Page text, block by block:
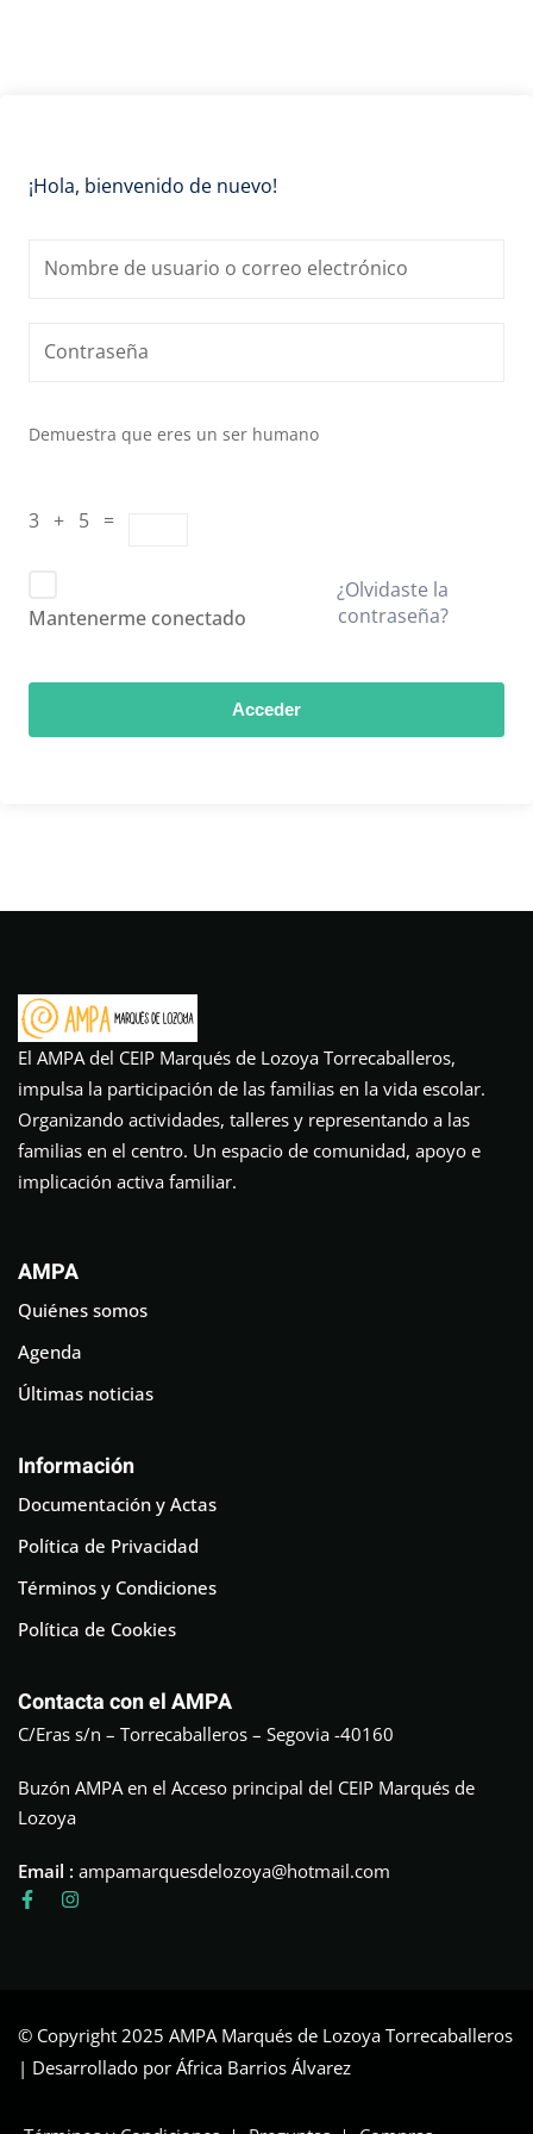
¡Hola, bienvenido de nuevo!
Demuestra que eres un ser humano
3 + 5 =
Mantenerme conectado
¿Olvidaste la
contraseña?
Acceder
El AMPA del CEIP Marqués de Lozoya Torrecaballeros,
impulsa la participación de las familias en la vida escolar.
Organizando actividades, talleres y representando a las
familias en el centro. Un espacio de comunidad, apoyo e
implicación activa familiar.
AMPA
Quiénes somos
Agenda
Últimas noticias
Información
Documentación y Actas
Política de Privacidad
Términos y Condiciones
Política de Cookies
Contacta con el AMPA
C/Eras s/n – Torrecaballeros – Segovia -40160
Buzón AMPA en el Acceso principal del CEIP Marqués de
Lozoya
Email : ampamarquesdelozoya@hotmail.com
© Copyright 2025 AMPA Marqués de Lozoya Torrecaballeros
| Desarrollado por África Barrios Álvarez